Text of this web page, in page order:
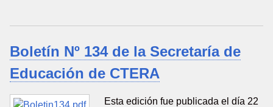
Boletín Nº 134 de la Secretaría de
Educación de CTERA
Esta edición fue publicada el día 22